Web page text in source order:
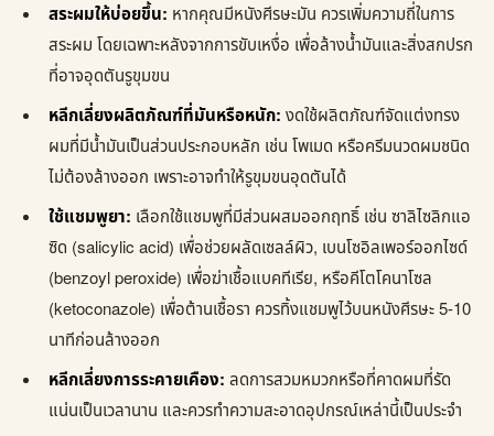
สระผมให้บ่อยขึ้น: หากคุณมีหนังศีรษะมัน ควรเพิ่มความถี่ในการ
สระผม โดยเฉพาะหลังจากการขับเหงื่อ เพื่อล้างน้ำมันและสิ่งสกปรก
ที่อาจอุดตันรูขุมขน
หลีกเลี่ยงผลิตภัณฑ์ที่มันหรือหนัก: งดใช้ผลิตภัณฑ์จัดแต่งทรง
ผมที่มีน้ำมันเป็นส่วนประกอบหลัก เช่น โพเมด หรือครีมนวดผมชนิด
ไม่ต้องล้างออก เพราะอาจทำให้รูขุมขนอุดตันได้
ใช้แชมพูยา: เลือกใช้แชมพูที่มีส่วนผสมออกฤทธิ์ เช่น ซาลิไซลิกแอ
ซิด (salicylic acid) เพื่อช่วยผลัดเซลล์ผิว, เบนโซอิลเพอร์ออกไซด์
(benzoyl peroxide) เพื่อฆ่าเชื้อแบคทีเรีย, หรือคีโตโคนาโซล
(ketoconazole) เพื่อต้านเชื้อรา ควรทิ้งแชมพูไว้บนหนังศีรษะ 5-10
นาทีก่อนล้างออก
หลีกเลี่ยงการระคายเคือง: ลดการสวมหมวกหรือที่คาดผมที่รัด
แน่นเป็นเวลานาน และควรทำความสะอาดอุปกรณ์เหล่านี้เป็นประจำ